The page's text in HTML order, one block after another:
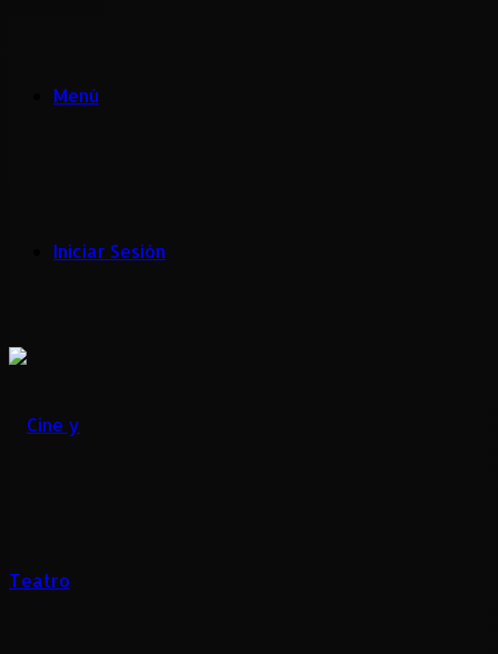
Menú
Iniciar Sesión